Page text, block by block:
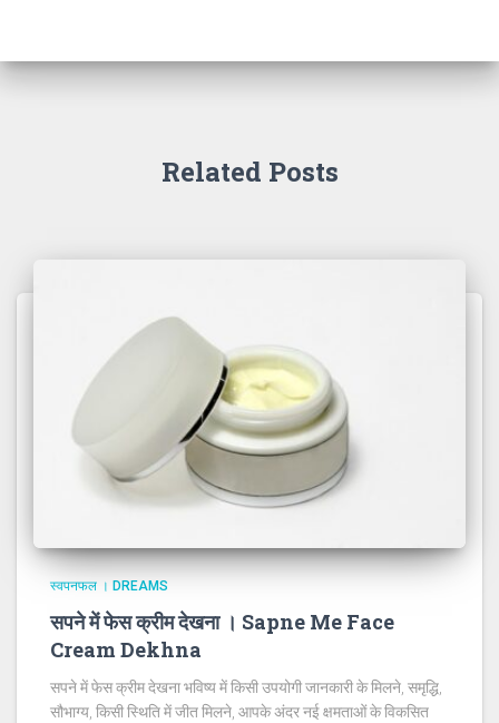
Related Posts
स्वपनफल । DREAMS
सपने में फेस क्रीम देखना । Sapne Me Face
Cream Dekhna
सपने में फेस क्रीम देखना भविष्य में किसी उपयोगी जानकारी के मिलने, समृद्धि,
सौभाग्य, किसी स्थिति में जीत मिलने, आपके अंदर नई क्षमताओं के विकसित